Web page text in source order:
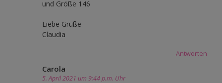
und Größe 146
Liebe Grüße
Claudia
Antworten
Carola
5. April 2021 um 9:44 p.m. Uhr